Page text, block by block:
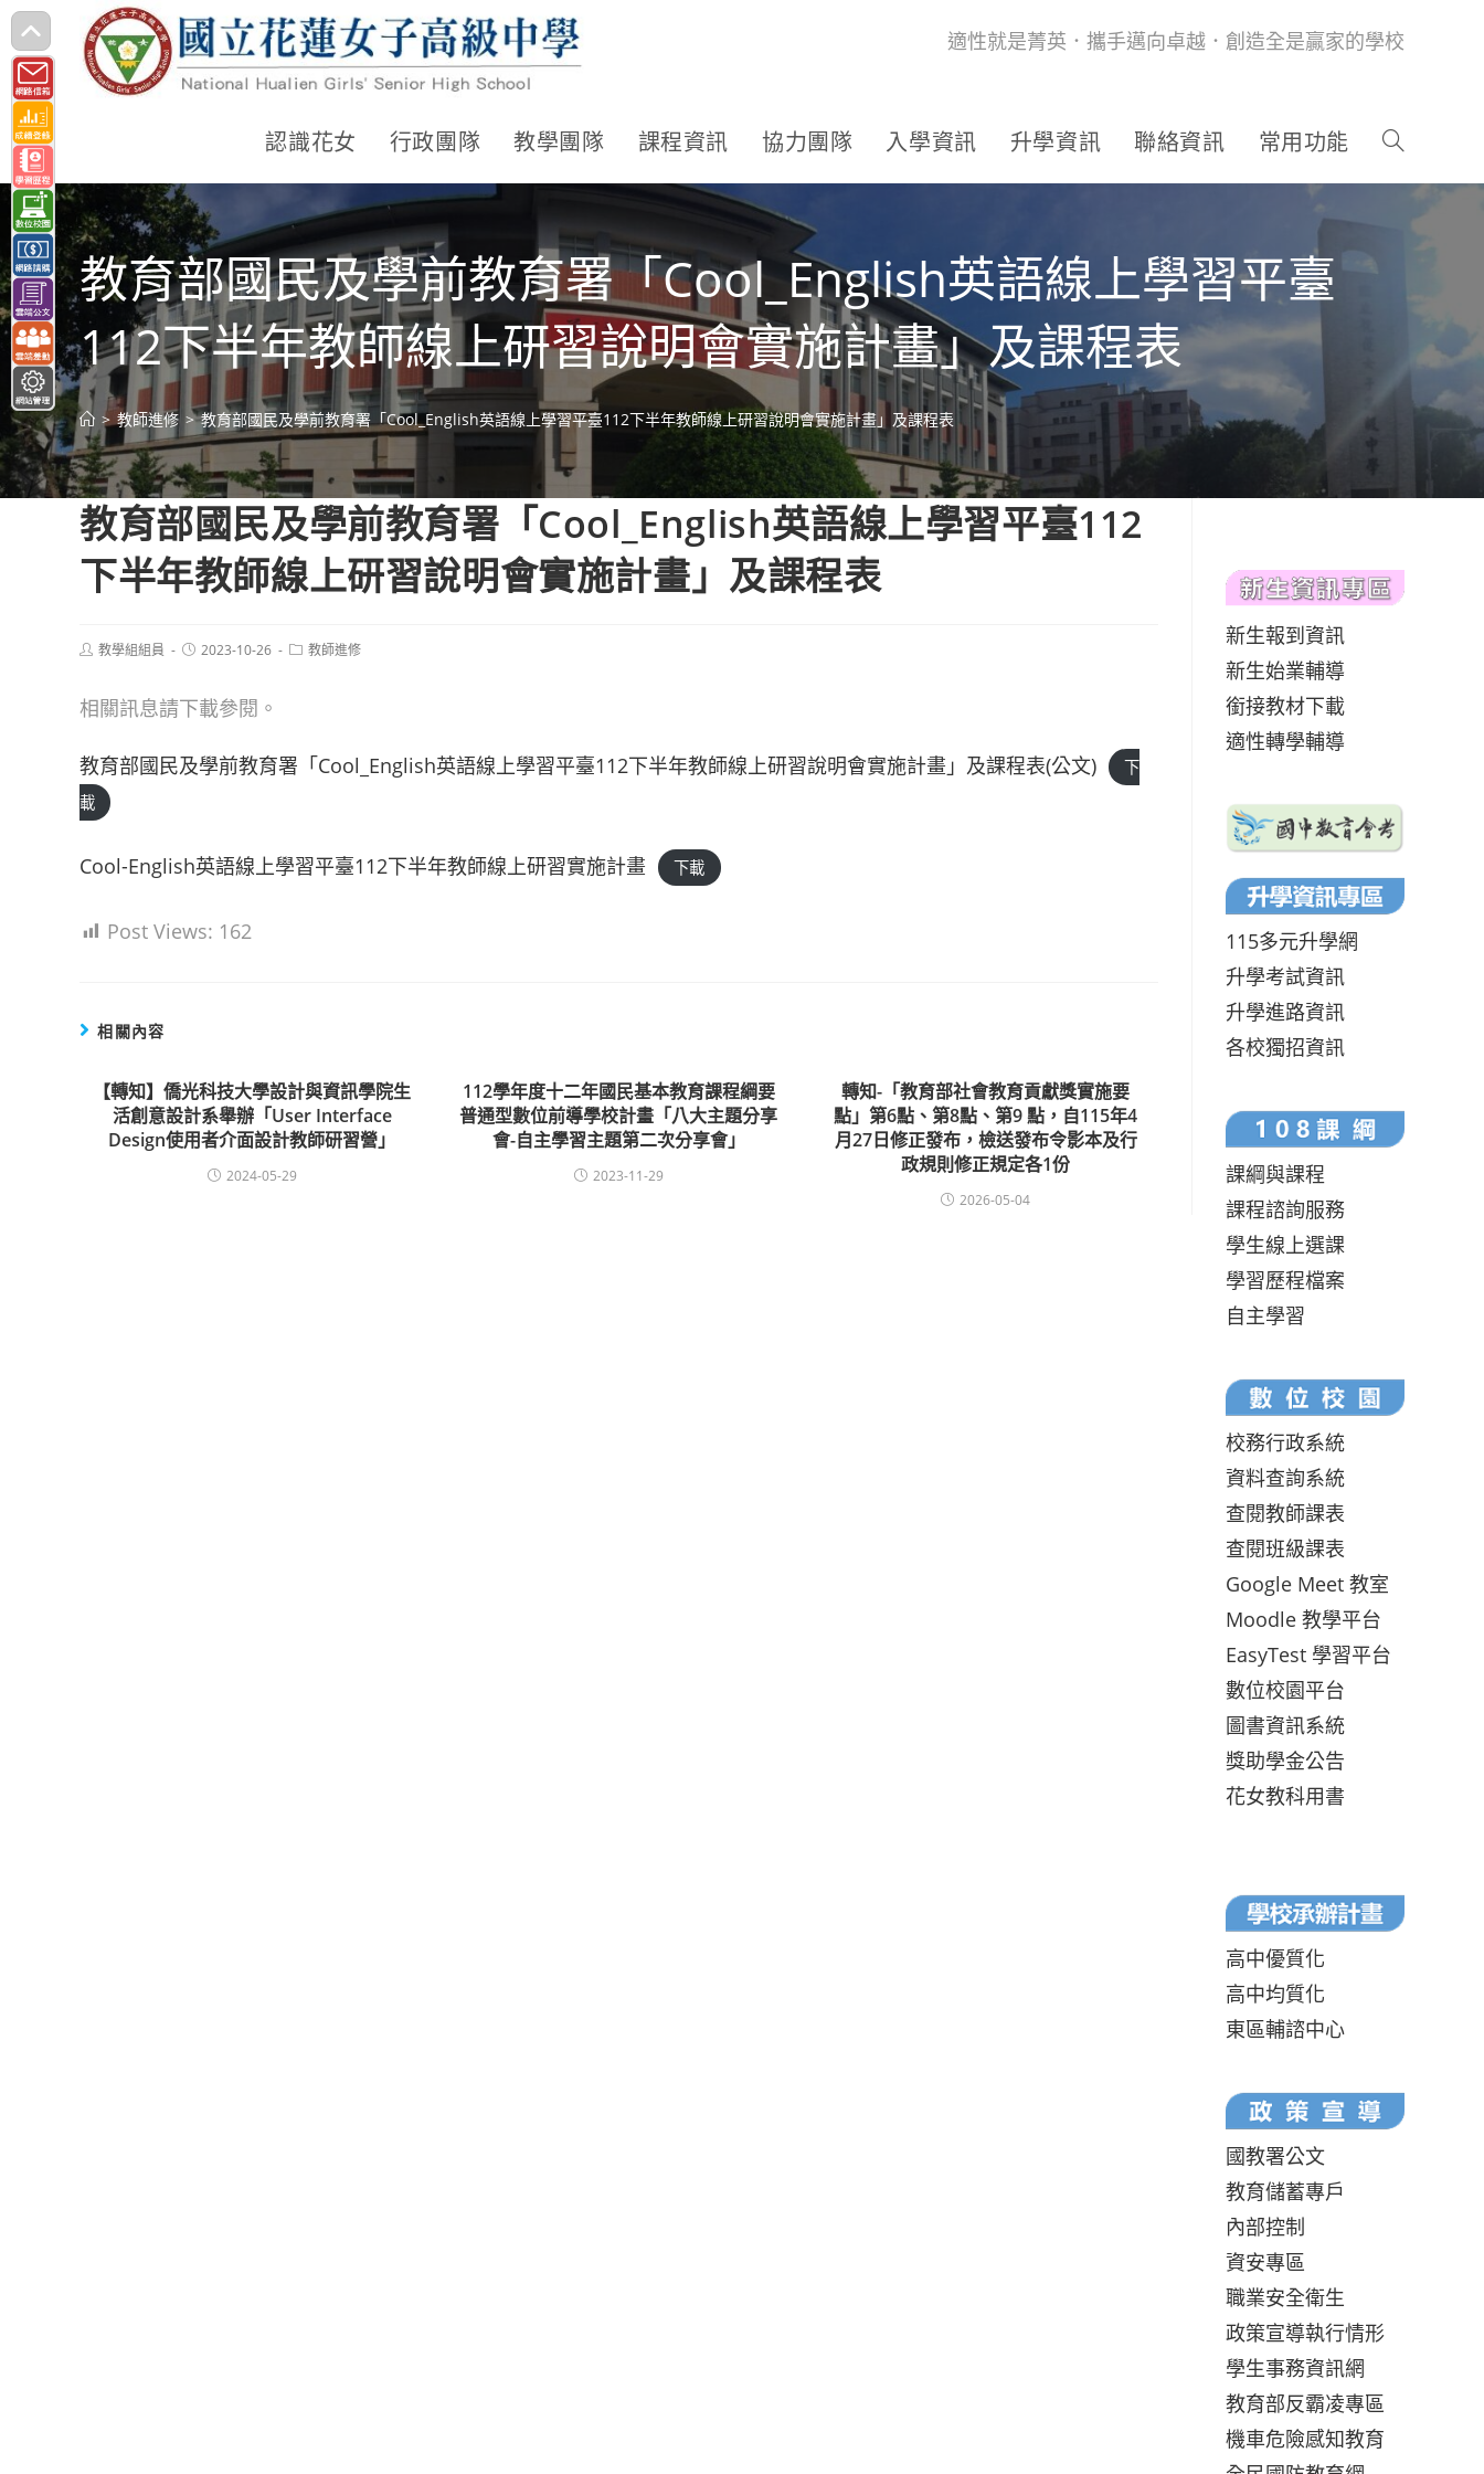
跳
轉
至
主
要
內
容
適性就是菁英．攜手邁向卓越．創造全是贏家的學校
認識花女 行政團隊 教學團隊 課程資訊 協力團隊 入學資訊 升學資訊 聯絡資訊 常用功能
教育部國民及學前教育署「Cool_English英語線上學習平臺
112下半年教師線上研習說明會實施計畫」及課程表
> 教師進修 > 教育部國民及學前教育署「Cool_English英語線上學習平臺112下半年教師線上研習說明會實施計畫」及課程表
教育部國民及學前教育署「Cool_English英語線上學習平臺112
下半年教師線上研習說明會實施計畫」及課程表
Post教學組組員
Post2023-10-26
Post教師進修
相關訊息請下載參閱。
教育部國民及學前教育署「Cool_English英語線上學習平臺112下半年教師線上研習說明會實施計畫」及課程表(公文)
下
載
Cool-English英語線上學習平臺112下半年教師線上研習實施計畫 下載
Post Views: 162
相關內容
【轉知】僑光科技大學設計與資訊學院生
活創意設計系舉辦「User Interface
Design使用者介面設計教師研習營」
2024-05-29
112學年度十二年國民基本教育課程綱要
普通型數位前導學校計畫「八大主題分享
會-自主學習主題第二次分享會」
2023-11-29
轉知-「教育部社會教育貢獻獎實施要
點」第6點、第8點、第9 點，自115年4
月27日修正發布，檢送發布令影本及行
政規則修正規定各1份
2026-05-04
新生報到資訊
新生始業輔導
銜接教材下載
適性轉學輔導
115多元升學網
升學考試資訊
升學進路資訊
各校獨招資訊
課綱與課程
課程諮詢服務
學生線上選課
學習歷程檔案
自主學習
校務行政系統
資料查詢系統
查閱教師課表
查閱班級課表
Google Meet 教室
Moodle 教學平台
EasyTest 學習平台
數位校園平台
圖書資訊系統
獎助學金公告
花女教科用書
高中優質化
高中均質化
東區輔諮中心
國教署公文
教育儲蓄專戶
內部控制
資安專區
職業安全衛生
政策宣導執行情形
學生事務資訊網
教育部反霸凌專區
機車危險感知教育